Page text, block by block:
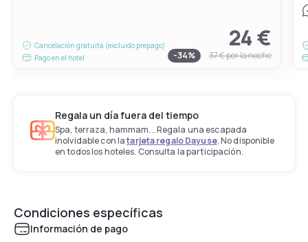
Cancelación gratuita (excluido prepago)
Pago en el hotel
24 €
-34% 37 €por la noche
Regala un día fuera del tiempo
Spa, terraza, hammam... Regala una escapada
inolvidable con latarjeta regalo Dayuse. No disponible
en todos los hoteles. Consulta la participación.
Condiciones específicas
Información de pago